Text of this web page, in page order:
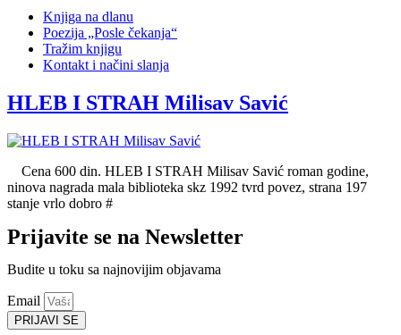
Knjiga na dlanu
Poezija „Posle čekanja“
Tražim knjigu
Kontakt i načini slanja
HLEB I STRAH Milisav Savić
Cena 600 din. HLEB I STRAH Milisav Savić roman godine,
ninova nagrada mala biblioteka skz 1992 tvrd povez, strana 197
stanje vrlo dobro #
Prijavite se na Newsletter
Budite u toku sa najnovijim objavama
Email
PRIJAVI SE